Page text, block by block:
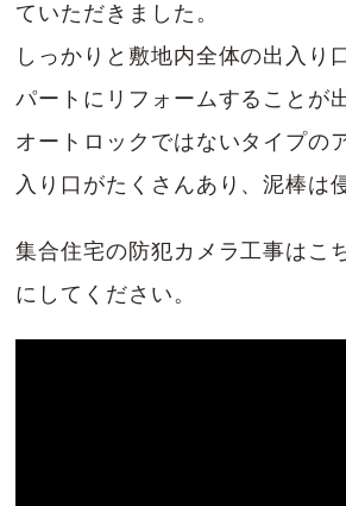
ていただきました。
しっかりと敷地内全体の出入り
パートにリフォームすることが
オートロックではないタイプの
入り口がたくさんあり、泥棒は
集合住宅の防犯カメラ工事はこ
にしてください。